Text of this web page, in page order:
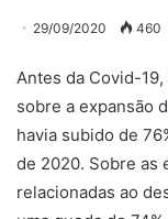
29/09/2020 460
Antes da Covid-
sobre a expansão
havia subido de
de 2020. Sobre as
relacionadas ao